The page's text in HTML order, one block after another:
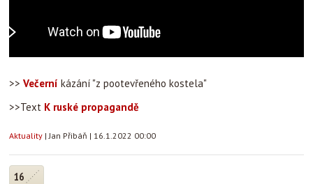
>> Večerní kázání "z pootevřeného kostela"
>>Text K ruské propagandě
Aktuality |Jan Přibáň | 16.1.2022 00:00
16